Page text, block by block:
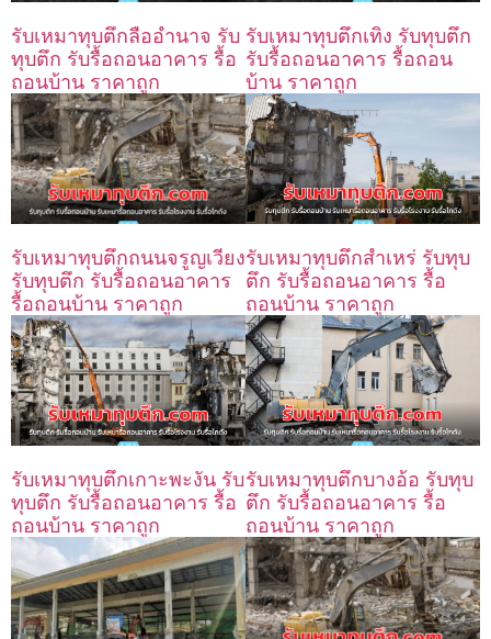
รับเหมาทุบตึกลืออำนาจ รับ
ทุบตึก รับรื้อถอนอาคาร รื้อ
ถอนบ้าน ราคาถูก
รับเหมาทุบตึกเทิง รับทุบตึก
รับรื้อถอนอาคาร รื้อถอน
บ้าน ราคาถูก
รับเหมาทุบตึกถนนจรูญเวียง
รับทุบตึก รับรื้อถอนอาคาร
รื้อถอนบ้าน ราคาถูก
รับเหมาทุบตึกสำเหร่ รับทุบ
ตึก รับรื้อถอนอาคาร รื้อ
ถอนบ้าน ราคาถูก
รับเหมาทุบตึกเกาะพะงัน รับ
ทุบตึก รับรื้อถอนอาคาร รื้อ
ถอนบ้าน ราคาถูก
รับเหมาทุบตึกบางอ้อ รับทุบ
ตึก รับรื้อถอนอาคาร รื้อ
ถอนบ้าน ราคาถูก